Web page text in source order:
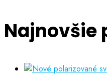
Najnovšie